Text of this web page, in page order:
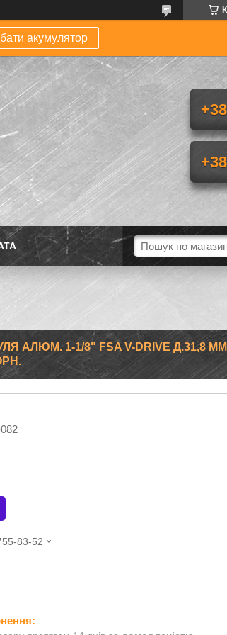
акумулятор
АЛЮМ. 1-1/8" FSA V-DRIVE Д.31,8
83-52